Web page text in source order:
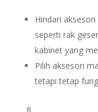
Hindari
seperti rak
kabinet yang
Pilih aksesori
tetapi tetap